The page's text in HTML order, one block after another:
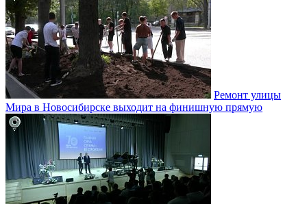
Ремонт улицы
Мира в Новосибирске выходит на финишную прямую